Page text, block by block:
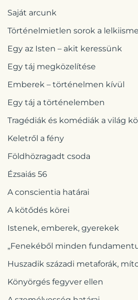
Saját arcunk
Történelmietlen sorok a
Egy az Isten – akit keressünk
Egy táj megközelítése
Emberek – történelmen kívül
Egy táj a történelemben
Tragédiák és komédiák a világ
Keletről a fény
Földhözragadt csoda
Ézsaiás 56
A conscientia határai
A kötődés körei
Istenek, emberek, gyerekek
„Fenekéből minden
Huszadik századi metaforák,
Könyörgés fegyver ellen